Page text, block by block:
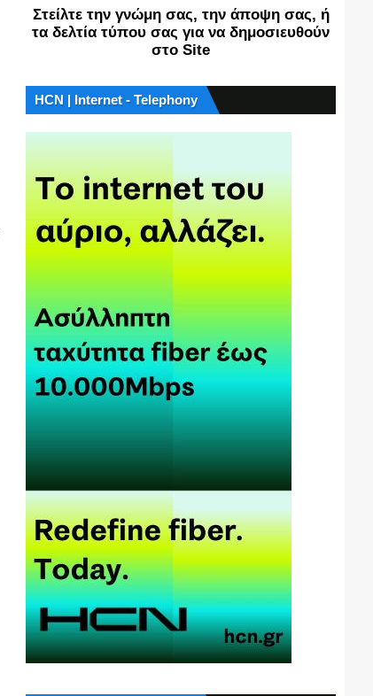
Στείλτε την γνώμη σας, την άποψη σας, ή
τα δελτία τύπου σας για να δημοσιευθούν
στο Site
HCN | Internet - Telephony